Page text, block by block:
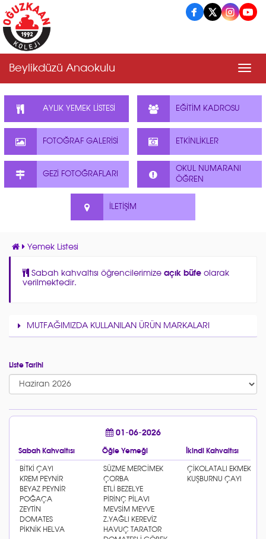
Beylikdüzü Anaokulu
Yemek Listesi
Sabah kahvaltısı öğrencilerimize açık büfe olarak
verilmektedir.
MUTFAĞIMIZDA KULLANILAN ÜRÜN MARKALARI
Liste Tarihi
01-06-2026
Sabah Kahvaltısı Öğle Yemeği İkindi Kahvaltısı
AYLIK YEMEK LİSTESİ EĞİTİM KADROSU
FOTOĞRAF GALERİSİ ETKİNLİKLER
GEZİ FOTOĞRAFLARI
OKUL NUMARANI
ÖĞREN
İLETİŞİM